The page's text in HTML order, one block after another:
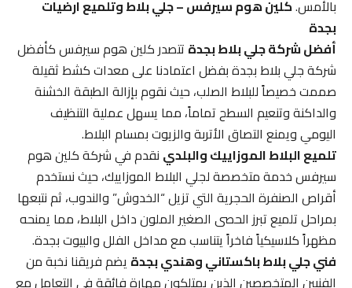
بالأمس.كلين هوم سيرفس – جلي بلاط وتلميع ارضيات
بجدة
أفضل شركة جلي بلاط بجدةتتصدر كلين هوم سيرفس كأفضل
شركة جلي بلاط بجدة بفضل اعتمادنا على معدات كشط ثقيلة
صممت خصيصاً للبلاط الصلب، حيث نقوم بإزالة الطبقة الخشنة
والداكنة وتنعيم السطح تماماً، مما يسهل عملية التنظيف
اليومي ويمنع التصاق الأتربة والزيوت بمسام البلاط.
تلميع البلاط الموزاييك والبلدينقدم في شركة كلين هوم
سيرفس خدمة متخصصة لجلي البلاط الموزاييك، حيث نستخدم
أقراص الصنفرة الحجرية التي تزيل “الخدوش” والندوب، ثم نتبعها
بمراحل تلميع تبرز الحصى الصغير الملون داخل البلاط، مما يمنحه
مظهراً كلاسيكياً فاخراً يتناسب مع مداخل الفلل والبيوت بجدة.
فني جلي بلاط باكستاني وهندي بجدةيضم فريقنا نخبة من
الفنيين المتخصصين الذين يمتلكون مهارة فائقة في التعامل مع